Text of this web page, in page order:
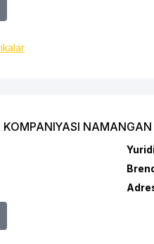
KOMPANIYASI NAMANGAN